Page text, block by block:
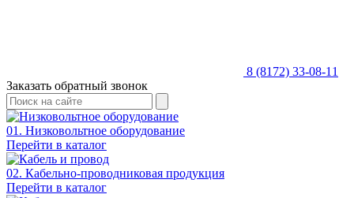
8 (8172) 33-08-11
Заказать обратный звонок
01. Низковольтное оборудование
Перейти в каталог
02. Кабельно-проводниковая продукция
Перейти в каталог